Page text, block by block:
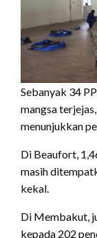
Sebanyak 34
mangsa
menunjukkan
Di Beaufort,
masih
kekal.
Di Membakut,
kepada 202